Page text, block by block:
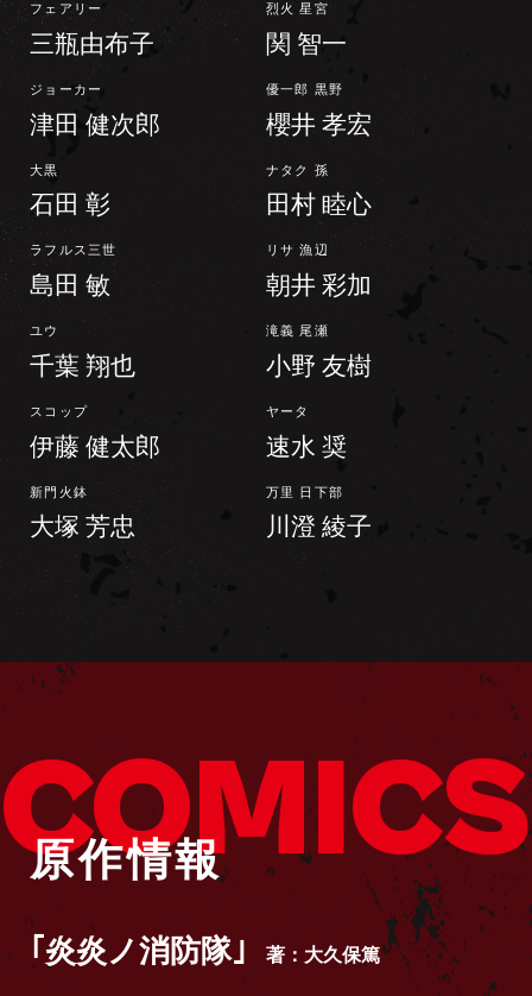
フェアリー
三瓶由布子
烈火 星宮
関 智一
ジョーカー
津田 健次郎
優一郎 黒野
櫻井 孝宏
大黒
石田 彰
ナタク 孫
田村 睦心
ラフルス三世
島田 敏
リサ 漁辺
朝井 彩加
ユウ
千葉 翔也
滝義 尾瀬
小野 友樹
スコップ
伊藤 健太郎
ヤータ
速水 奨
新門火鉢
大塚 芳忠
万里 日下部
川澄 綾子
COMICS
原作情報
｢炎炎ノ消防隊｣ 著：大久保篤